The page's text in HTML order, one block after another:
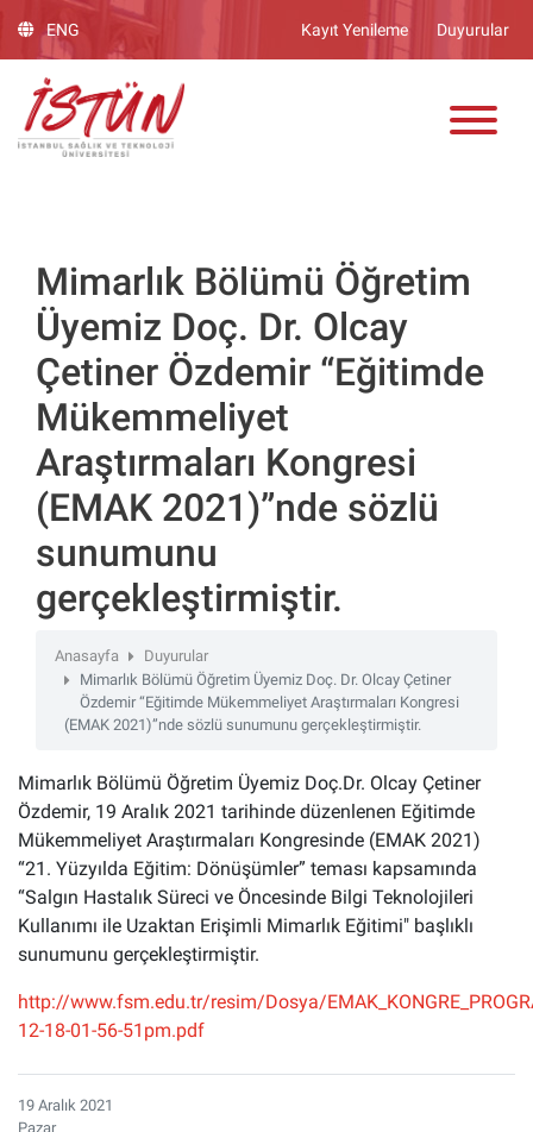
dikkat:
web
sitesinde,
erişilebilirliği
BiClick"
sistemi
bulunur.
ENG Kayıt Yenileme Duyurular
Mimarlık Bölümü Öğretim
Üyemiz Doç. Dr. Olcay
Çetiner Özdemir “Eğitimde
Mükemmeliyet
Araştırmaları Kongresi
(EMAK 2021)”nde sözlü
sunumunu
gerçekleştirmiştir.
Anasayfa
Duyurular
Mimarlık Bölümü Öğretim Üyemiz Doç. Dr. Olcay Çetiner
Özdemir “Eğitimde Mükemmeliyet Araştırmaları Kongresi
(EMAK 2021)”nde sözlü sunumunu gerçekleştirmiştir.
Mimarlık Bölümü Öğretim Üyemiz Doç.Dr. Olcay Çetiner
Özdemir, 19 Aralık 2021 tarihinde düzenlenen Eğitimde
Mükemmeliyet Araştırmaları Kongresinde (EMAK 2021)
“21. Yüzyılda Eğitim: Dönüşümler” teması kapsamında
“Salgın Hastalık Süreci ve Öncesinde Bilgi Teknolojileri
Kullanımı ile Uzaktan Erişimli Mimarlık Eğitimi" başlıklı
sunumunu gerçekleştirmiştir.
http://www.fsm.edu.tr/resim/Dosya/
12-18-01-56-51pm.pdf
19 Aralık 2021
Pazar